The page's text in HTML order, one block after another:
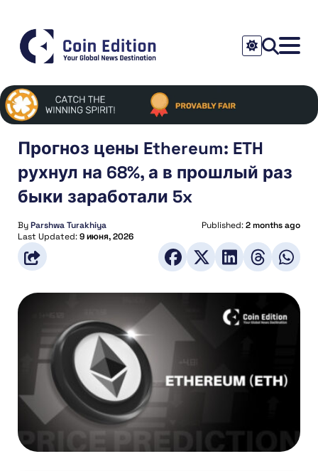
Прогноз цены Ethereum: ETH
рухнул на 68%, а в прошлый раз
быки заработали 5x
ByParshwa Turakhiya Published:2 months ago
Last Updated:9 июня, 2026